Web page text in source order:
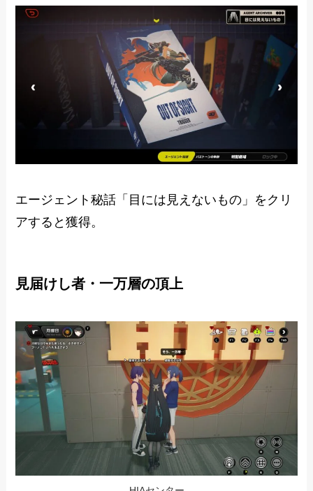
エージェント秘話「目には見えないもの」をクリ
アすると獲得。
見届けし者・一万層の頂上